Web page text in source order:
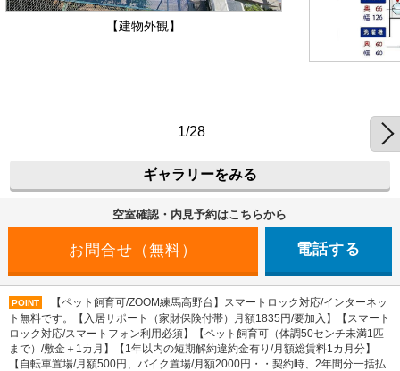
【建物外観】
1/28
ギャラリーをみる
空室確認・内見予約はこちらから
電話する
POINT
【ペット飼育可/ZOOM練馬高野台】スマートロック対応/インターネッ
ト無料です。【入居サポート（家財保険付帯）月額1835円/要加入】【スマート
ロック対応/スマートフォン利用必須】【ペット飼育可（体調50センチ未満1匹
まで）/敷金＋1カ月】【1年以内の短期解約違約金有り/月額総賃料1カ月分】
【自転車置場/月額500円、バイク置場/月額2000円・・契約時、2年間分一括払